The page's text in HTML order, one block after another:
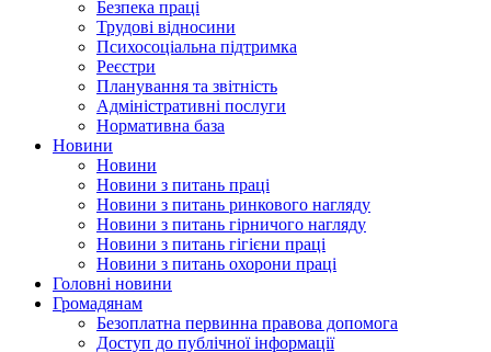
Безпека праці
Трудові відносини
Психосоціальна підтримка
Реєстри
Планування та звітність
Адміністративні послуги
Нормативна база
Новини
Новини
Новини з питань праці
Новини з питань ринкового нагляду
Новини з питань гірничого нагляду
Новини з питань гігієни праці
Новини з питань охорони праці
Головні новини
Громадянам
Безоплатна первинна правова допомога
Доступ до публічної інформації